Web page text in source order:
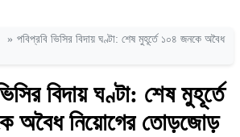
» পবিপ্রবি ভিসির বিদায় ঘণ্টা: শেষ মুহূর্তে ১০৪ জনকে অবৈধ
বিদায় ঘণ্টা: শেষ মুহূর্তে
অবৈধ নিয়োগের তোড়জোড়